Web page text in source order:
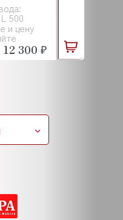
500
и цену
12 300 ₽